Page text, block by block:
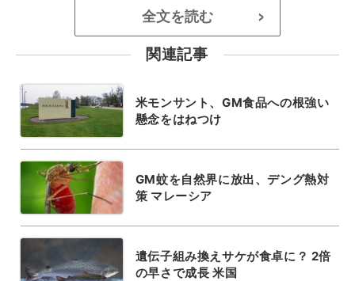
全文を読む >
関連記事
米モンサント、GM食品への根強い
懸念をはねつけ
GM蚊を自然界に放出、デング熱対
策 マレーシア
遺伝子組み換えサケが食卓に？ 2倍
の早さで成長 米国